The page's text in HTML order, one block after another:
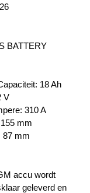
BATTERY
18 Ah
V
310 A
mm
87 mm
accu wordt
geleverd en